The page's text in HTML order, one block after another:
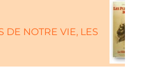
DE NOTRE VIE, LES